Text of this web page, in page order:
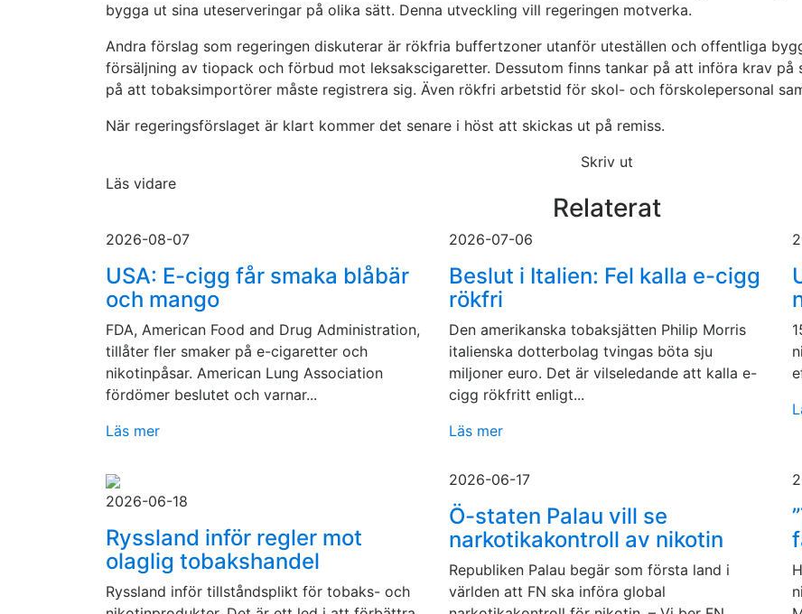
bygga ut sina uteserveringar på olika sätt. Denna utveckling vill regeringen motverka.
Andra förslag som regeringen diskuterar är rökfria buffertzoner utanför uteställen och offentliga
försäljning av tiopack och förbud mot leksakscigaretter. Dessutom finns tankar på att införa krav
på att tobaksimportörer måste registrera sig. Även rökfri arbetstid för skol- och förskolepersonal
När regeringsförslaget är klart kommer det senare i höst att skickas ut på remiss.
Skriv ut
Läs vidare
Relaterat
2026-08-07
USA: E-cigg får smaka blåbär
och mango
FDA, American Food and Drug Administration,
tillåter fler smaker på e-cigaretter och
nikotinpåsar. American Lung Association
fördömer beslutet och varnar...
Läs mer
2026-07-06
Beslut i Italien: Fel kalla e-cigg
rökfri
Den amerikanska tobaksjätten Philip Morris
italienska dotterbolag tvingas böta sju
miljoner euro. Det är vilseledande att kalla e-
cigg rökfritt enligt...
Läs mer
2026-06-18
Ryssland inför regler mot
olaglig tobakshandel
Ryssland inför tillståndsplikt för tobaks- och
2026-06-17
Ö-staten Palau vill se
narkotikakontroll av nikotin
Republiken Palau begär som första land i
världen att FN ska införa global